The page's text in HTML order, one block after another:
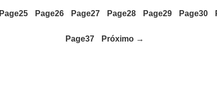
Page25 Page26 Page27 Page28 Page29 Page30
Page37 Próximo →